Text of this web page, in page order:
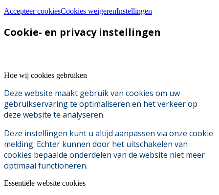
Accepteer cookiesCookies weigerenInstellingen
Cookie- en privacy instellingen
Hoe wij cookies gebruiken
Deze website maakt gebruik van cookies om uw
gebruikservaring te optimaliseren en het verkeer op
deze website te analyseren.
Deze instellingen kunt u altijd aanpassen via onze cookie
melding. Echter kunnen door het uitschakelen van
cookies bepaalde onderdelen van de website niet meer
optimaal functioneren.
Essentiële website cookies